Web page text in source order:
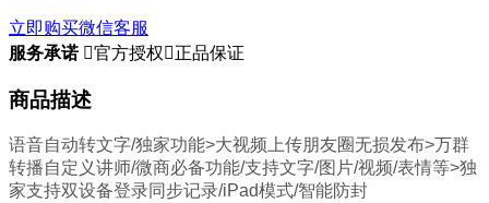
立即购买微信客服
服务承诺 官方授权正品保证
商品描述
语音自动转文字/独家功能>大视频上传朋友圈无损发布>万群
转播自定义讲师/微商必备功能/支持文字/图片/视频/表情等>独
家支持双设备登录同步记录/iPad模式/智能防封